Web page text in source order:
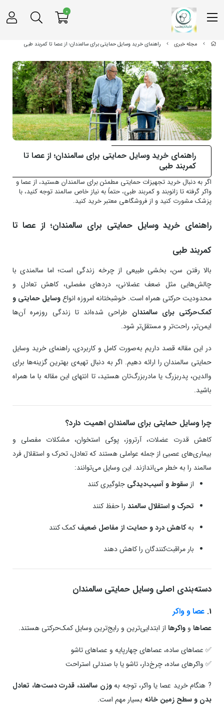
مجله خبری راهنمای خرید وسایل حمایتی برای سالمندان؛ از عصا تا کمربند طبی
راهنمای خرید وسایل حمایتی برای سالمندان؛ از عصا تا
کمربند طبی
اگر به دنبال خرید تجهیزات حمایتی مطمئن برای سالمندان هستید، از عصا و
واکر گرفته تا زانوبند و کمربند طبی، حتماً به نیاز خاص سالمند توجه کنید، با
پزشک مشورت کنید و از فروشگاهی معتبر خرید کنید.
راهنمای خرید وسایل حمایتی برای سالمندان؛ از عصا تا
کمربند طبی
بالا رفتن سن، بخشی طبیعی از چرخه زندگی است؛ اما سالمندی با
چالش‌هایی مثل ضعف عضلانی، دردهای مفصلی، کاهش تعادل و
محدودیت حرکتی همراه است. خوشبختانه امروزه انواعوسایل حمایتی و
کمک‌حرکتی برای سالمندان طراحی شده‌اند تا زندگی روزمره آن‌ها
ایمن‌تر، راحت‌تر و مستقل‌تر شود.
در این مقاله قصد داریم به‌صورت کامل و کاربردی، راهنمای خرید وسایل
حمایتی سالمندان را ارائه دهیم. اگر به دنبال تهیه‌ی بهترین گزینه‌ها برای
والدین، پدربزرگ یا مادربزرگ‌تان هستید، تا انتهای این مقاله با ما همراه
باشید.
چرا وسایل حمایتی برای سالمندان اهمیت دارد؟
کاهش قدرت عضلات، آرتروز، پوکی استخوان، مشکلات مفصلی و
بیماری‌های عصبی از جمله عواملی هستند که تعادل، تحرک و استقلال فرد
سالمند را به خطر می‌اندازند. این وسایل می‌توانند:
از سقوط و آسیب‌دیدگی جلوگیری کنند
تحرک و استقلال سالمند را حفظ کنند
بهکاهش درد و حمایت از مفاصل ضعیف کمک کنند
بار مراقبت‌کنندگان را کاهش دهند
دسته‌بندی اصلی وسایل حمایتی سالمندان
1. عصا و واکر
عصاها و واکرها از ابتدایی‌ترین و رایج‌ترین وسایل کمک‌حرکتی هستند.
✅ عصاهای ساده، عصاهای چهارپایه و عصاهای تا‌شو
✅ واکرهای ساده، چرخ‌دار، تاشو یا با صندلی استراحت
? هنگام خرید عصا یا واکر، توجه بهوزن سالمند، قدرت دست‌ها، تعادل
بدن و سطح زمین خانه بسیار مهم است.
0